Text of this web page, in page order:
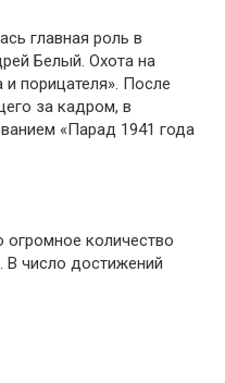
главная роль в
Белый. Охота на
порицателя». После
за кадром, в
«Парад 1941 года
огромное количество
В число достижений